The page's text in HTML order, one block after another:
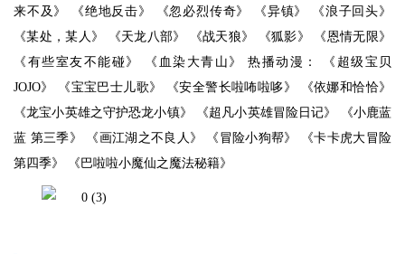
来不及》 《绝地反击》 《忽必烈传奇》 《异镇》 《浪子回头》
《某处，某人》 《天龙八部》 《战天狼》 《狐影》 《恩情无限》
《有些室友不能碰》 《血染大青山》 热播动漫： 《超级宝贝
JOJO》 《宝宝巴士儿歌》 《安全警长啦咘啦哆》 《依娜和恰恰》
《龙宝小英雄之守护恐龙小镇》 《超凡小英雄冒险日记》 《小鹿蓝
蓝 第三季》 《画江湖之不良人》 《冒险小狗帮》 《卡卡虎大冒险
第四季》 《巴啦啦小魔仙之魔法秘籍》